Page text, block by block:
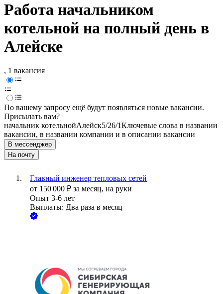
Работа начальником
котельной на полный день в
Алейске
, 1 вакансия
По вашему запросу ещё будут появляться новые вакансии.
Присылать вам?
начальник котельнойАлейск5/26/1Ключевые слова в названии
вакансии, в названии компании и в описании вакансии
В мессенджер
На почту
Главный инженер тепловых сетей
от 150 000 ₽ за месяц, на руки
Опыт 3-6 лет
Выплаты: Два раза в месяц